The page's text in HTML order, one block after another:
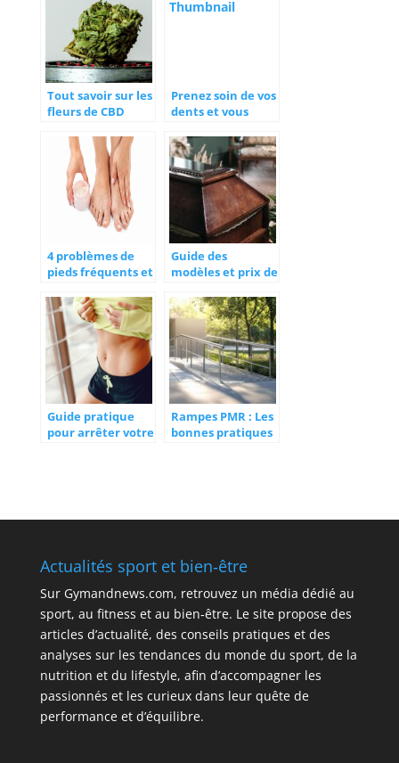
Tout savoir sur les
fleurs de CBD
Prenez soin de vos
dents et vous
santé
4 problèmes de
pieds fréquents et
naturels
Guide des
modèles et prix de
disponibles sur le
marché
Guide pratique
pour arrêter votre
Rampes PMR : Les
bonnes pratiques
Actualités sport et bien‑être
Sur Gymandnews.com, retrouvez un média dédié au
sport, au fitness et au bien‑être. Le site propose des
articles d’actualité, des conseils pratiques et des
analyses sur les tendances du monde du sport, de la
nutrition et du lifestyle, afin d’accompagner les
passionnés et les curieux dans leur quête de
performance et d’équilibre.